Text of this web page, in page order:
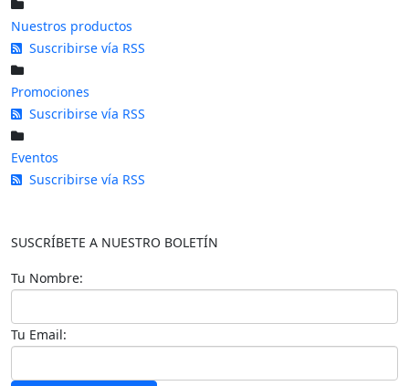
Nuestros productos
Suscribirse vía RSS
Promociones
Suscribirse vía RSS
Eventos
Suscribirse vía RSS
SUSCRÍBETE A NUESTRO BOLETÍN
Tu Nombre:
Tu Email: